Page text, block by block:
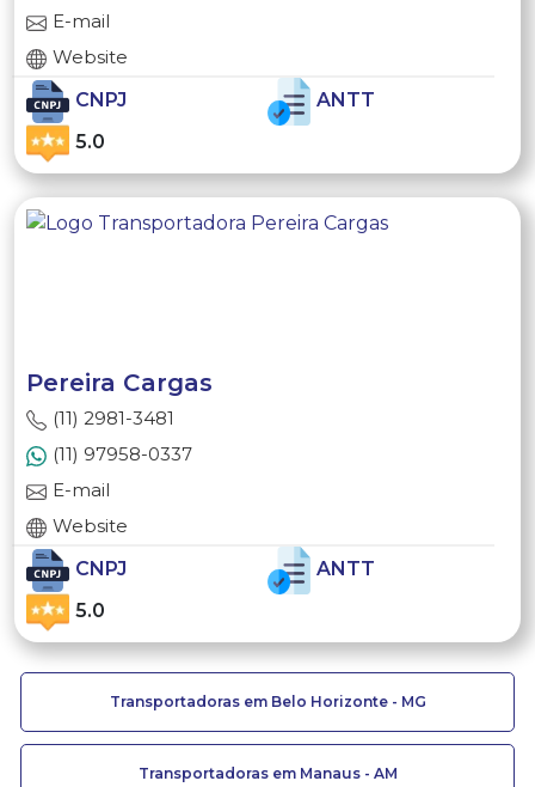
E-mail
Website
CNPJ
ANTT
5.0
Pereira Cargas
(11) 2981-3481
(11) 97958-0337
E-mail
Website
CNPJ
ANTT
5.0
Transportadoras em Belo Horizonte - MG
Transportadoras em Manaus - AM